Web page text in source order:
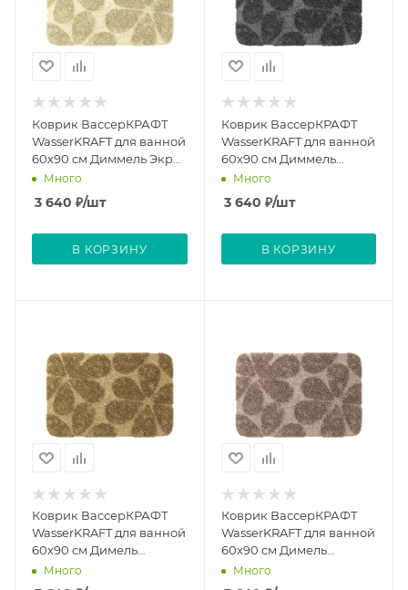
Коврик ВассерКРАФТ
WasserKRAFT для ванной
60х90 см Диммель Экрю
Diemel Ecru
Много
3 640 ₽/шт
В КОРЗИНУ
Коврик ВассерКРАФТ
WasserKRAFT для ванной
60х90 см Диммель
Чарколь Грей Diemel
Charcoal Gray
Много
3 640 ₽/шт
В КОРЗИНУ
Коврик ВассерКРАФТ
WasserKRAFT для ванной
60х90 см Димель
Шампань Беж Diemel
Champagne Beige
Много
Коврик ВассерКРАФТ
WasserKRAFT для ванной
60х90 см Димель
Альмондин Diemel
Almondine
Много